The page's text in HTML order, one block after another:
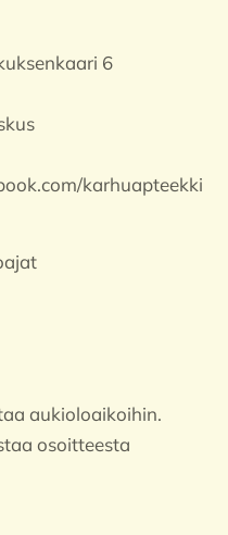
6
karhuapteekki
aukioloaikoihin.
osoitteesta